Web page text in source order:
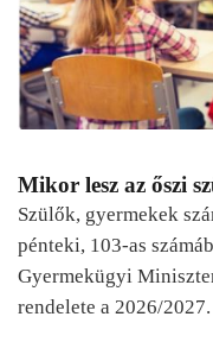
Mikor lesz az őszi
Szülők, gyermekek
pénteki, 103-as
Gyermekügyi
rendelete a 2026/